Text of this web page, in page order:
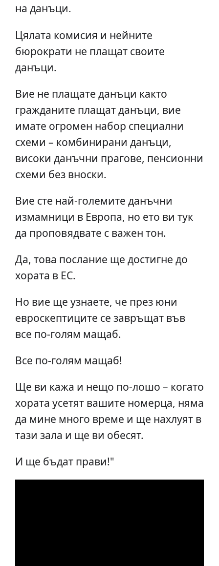
на данъци.
Цялата комисия и нейните
бюрократи не плащат своите
данъци.
Вие не плащате данъци както
гражданите плащат данъци, вие
имате огромен набор специални
схеми – комбинирани данъци,
високи данъчни прагове, пенсионни
схеми без вноски.
Вие сте най-големите данъчни
измамници в Европа, но ето ви тук
да проповядвате с важен тон.
Да, това послание ще достигне до
хората в ЕС.
Но вие ще узнаете, че през юни
евроскептиците се завръщат във
все по-голям мащаб.
Все по-голям мащаб!
Ще ви кажа и нещо по-лошо – когато
хората усетят вашите номерца, няма
да мине много време и ще нахлуят в
тази зала и ще ви обесят.
И ще бъдат прави!"